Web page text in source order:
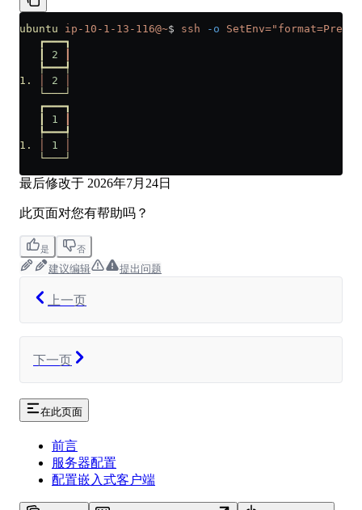
ubuntu ip-10-1-13-116@~$ ssh -o
   ┏━━━┓
2
   ┡━━━┩
1.
2
   └───┘
   ┏━━━┓
1
   ┡━━━┩
1.
1
   └───┘
最后修改于 2026年7月24日
此页面对您有帮助吗？
是 否
建议编辑 提出问题
上一页
下一页
在此页面
前言
服务器配置
配置嵌入式客户端